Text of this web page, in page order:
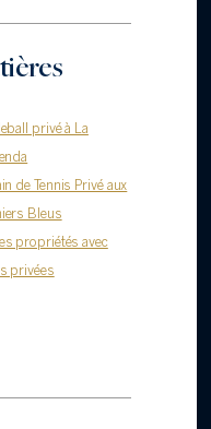
privé à La
de Tennis Privé aux
Bleus
propriétés avec
privées